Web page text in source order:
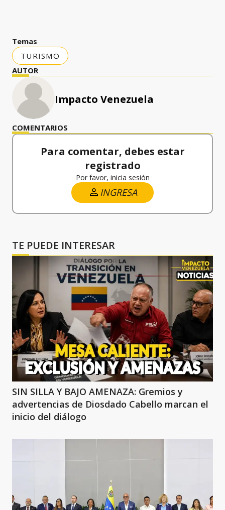
Temas
TURISMO
AUTOR
Impacto Venezuela
COMENTARIOS
Para comentar, debes estar
registrado
Por favor, inicia sesión
INGRESA
TE PUEDE INTERESAR
SIN SILLA Y BAJO AMENAZA: Gremios y
advertencias de Diosdado Cabello marcan el
inicio del diálogo